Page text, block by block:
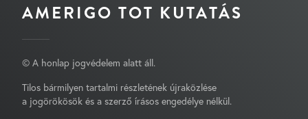
AMERIGO TOT KUTATÁS
© A honlap jogvédelem alatt áll.
Tilos bármilyen tartalmi részletének újraközlése
a jogörökösök és a szerző írásos engedélye nélkül.